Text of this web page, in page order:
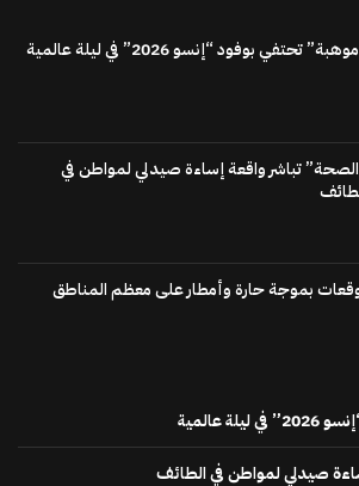
تحتفي بوفود “إنسو 2026” في ليلة عالمية
تباشر واقعة إساءة صيدلي لمواطن في
بموجة حارة وأمطار على معظم المناطق
عالمية
صيدلي لمواطن في الطائف